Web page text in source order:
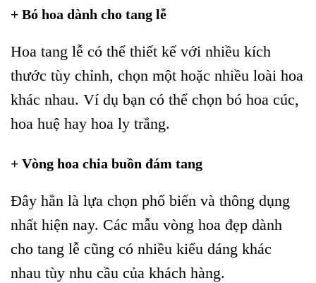
+ Bó hoa dành cho tang lễ
Hoa tang lễ có thể thiết kế với nhiều kích
thước tùy chỉnh, chọn một hoặc nhiều loài hoa
khác nhau. Ví dụ bạn có thể chọn bó hoa cúc,
hoa huệ hay hoa ly trắng.
+ Vòng hoa chia buồn đám tang
Đây hẳn là lựa chọn phổ biến và thông dụng
nhất hiện nay. Các mẫu vòng hoa đẹp dành
cho tang lễ cũng có nhiều kiểu dáng khác
nhau tùy nhu cầu của khách hàng.